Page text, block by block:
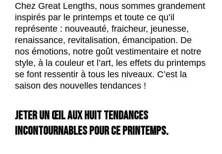
Chez Great Lengths, nous sommes grandement
inspirés par le printemps et toute ce qu’il
représente : nouveauté, fraicheur, jeunesse,
renaissance, revitalisation, émancipation. De
nos émotions, notre goût vestimentaire et notre
style, à la couleur et l’art, les effets du printemps
se font ressentir à tous les niveaux. C’est la
saison des nouvelles tendances !
JETER UN ŒIL AUX HUIT TENDANCES
INCONTOURNABLES POUR CE PRINTEMPS.